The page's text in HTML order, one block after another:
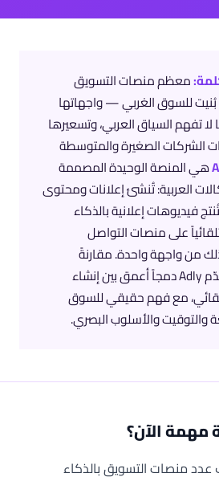
معظم منصات التسويق
للسوق الغربي — واجهاتها
لا تفهم السياق العربي، وتسعيرها
الشركات الصغيرة والمتوسطة
هي المنصة الوحيدة المصممة
العربية: تُنشئ إعلانات ومحتوى
تُنتج فيديوهات إعلانية بالذكاء
على منصات التواصل
من واجهة واحدة. مقارنةً
بالبدائل العالمية، تُقدّم Adly دمجاً أعمق بين إنشاء
مع فهم حقيقي للسوق
والتوقيت والأسلوب البصري.
مهمة الآن؟
تضاعف عدد منصات التسويق بالذكاء